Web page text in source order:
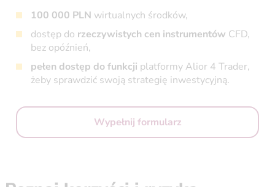
100 000 PLN wirtualnych środków,
dostęp do rzeczywistych cen instrumentów CFD,
bez opóźnień,
pełen dostęp do funkcji platformy Alior 4 Trader,
żeby sprawdzić swoją strategię inwestycyjną.
Wypełnij formularz